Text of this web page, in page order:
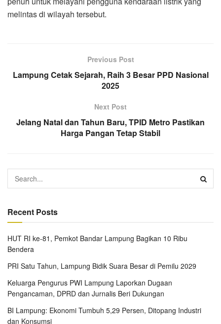
melintas di wilayah tersebut.
Previous Post
Lampung Cetak Sejarah, Raih 3 Besar PPD Nasional
2025
Next Post
Jelang Natal dan Tahun Baru, TPID Metro Pastikan
Harga Pangan Tetap Stabil
Recent Posts
HUT RI ke-81, Pemkot Bandar Lampung Bagikan 10 Ribu
Bendera
PRI Satu Tahun, Lampung Bidik Suara Besar di Pemilu 2029
Keluarga Pengurus PWI Lampung Laporkan Dugaan
Pengancaman, DPRD dan Jurnalis Beri Dukungan
BI Lampung: Ekonomi Tumbuh 5,29 Persen, Ditopang Industri
dan Konsumsi